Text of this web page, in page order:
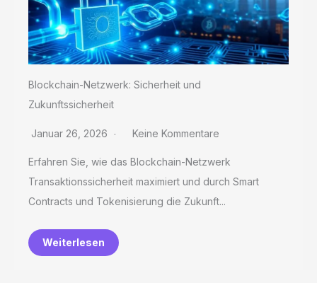
Blockchain-Netzwerk: Sicherheit und
Zukunftssicherheit
Januar 26, 2026 Keine Kommentare
Erfahren Sie, wie das Blockchain-Netzwerk
Transaktionssicherheit maximiert und durch Smart
Contracts und Tokenisierung die Zukunft...
Weiterlesen